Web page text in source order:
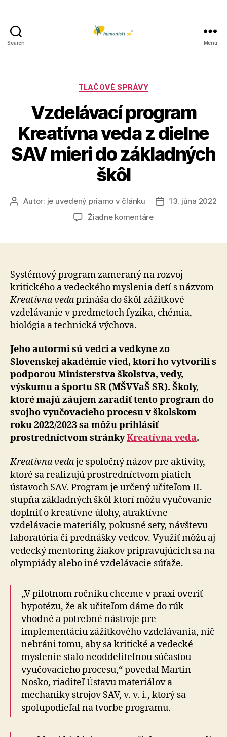
Search Menu
Kategórie
TLAČOVÉ SPRÁVY
Vzdelávací program
Kreatívna veda z dielne
SAV mieri do základných
škôl
AutorAutor: je uvedený priamo v článku
Dátum
13. júna 2022
Žiadne komentárena
z
dielne
SAV
mieri
do
Systémový program zameraný na rozvoj
kritického a vedeckého myslenia detí s názvom
Kreatívna vedaprináša do škôl zážitkové
vzdelávanie v predmetoch fyzika, chémia,
biológia a technická výchova.
Jeho autormi sú vedci a vedkyne zo
Slovenskej akadémie vied, ktorí ho vytvorili s
podporou Ministerstva školstva, vedy,
výskumu a športu SR (MŠVVaŠ SR). Školy,
ktoré majú záujem zaradiť tento program do
svojho vyučovacieho procesu v školskom
roku 2022/2023 sa môžu prihlásiť
prostredníctvom stránkyKreatívna veda.
Kreatívna vedaje spoločný názov pre aktivity,
ktoré sa realizujú prostredníctvom piatich
ústavoch SAV. Program je určený učiteľom II.
stupňa základných škôl ktorí môžu vyučovanie
doplniť o kreatívne úlohy, atraktívne
vzdelávacie materiály, pokusné sety, návštevu
laboratória či prednášky vedcov. Využiť môžu aj
vedecký mentoring žiakov pripravujúcich sa na
olympiády alebo iné vzdelávacie súťaže.
„V pilotnom ročníku chceme v praxi overiť
hypotézu, že ak učiteľom dáme do rúk
vhodné a potrebné nástroje pre
implementáciu zážitkového vzdelávania, nič
nebráni tomu, aby sa kritické a vedecké
myslenie stalo neoddeliteľnou súčasťou
vyučovacieho procesu,“ povedal Martin
Nosko, riaditeľ Ústavu materiálov a
mechaniky strojov SAV, v. v. i., ktorý sa
spolupodieľal na tvorbe programu.